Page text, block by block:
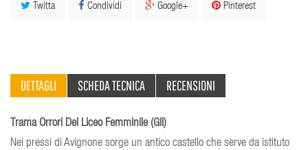
Twitta Condividi Google+ Pinterest
DETTAGLI SCHEDA TECNICA RECENSIONI
Trama Orrori Del Liceo Femminile (Gli)
Nei pressi di Avignone sorge un antico castello che serve da istituto